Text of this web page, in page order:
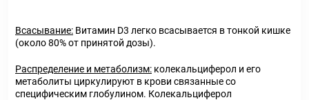
Всасывание: Витамин D3 легко всасывается в тонкой кишке
(около 80% от принятой дозы).
Распределение и метаболизм: колекальциферол и его
метаболиты циркулируют в крови связанные со
специфическим глобулином. Колекальциферол